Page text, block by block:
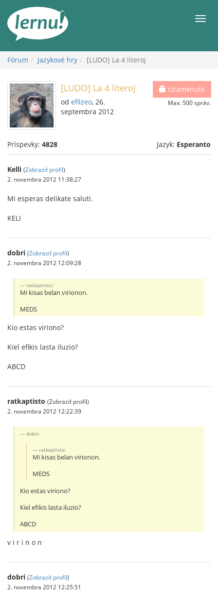
obsah
Fórum Jazykové hry [LUDO] La 4 literoj
Uzamknuté
Max. 500 správ.
[LUDO] La 4 literoj
od efilzeo, 26.
septembra 2012
Príspevky: 4828 Jazyk: Esperanto
Kelli (Zobraziť profil)
2. novembra 2012 11:38:27
Mi esperas delikate saluti.
KELI
dobri (Zobraziť profil)
2. novembra 2012 12:09:28
ratkaptisto:
Mi kisas belan virionon.
MEDS
Kio estas viriono?
Kiel efikis lasta iluzio?
ABCD
ratkaptisto (Zobraziť profil)
2. novembra 2012 12:22:39
dobri:
ratkaptisto:
Mi kisas belan virionon.
MEDS
Kio estas viriono?
Kiel efikis lasta iluzio?
ABCD
v i r i n o n
dobri (Zobraziť profil)
2. novembra 2012 12:25:51